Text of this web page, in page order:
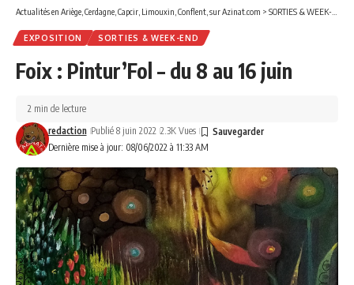
Actualités en Ariège, Cerdagne, Capcir, Limouxin, Conflent, sur Azinat.com > SORTIES & WEEK-END
EXPOSITION SORTIES & WEEK-END
Foix : Pintur’Fol – du 8 au 16 juin
Dernière mise à jour: 08/06/2022 à 11:33 AM
redaction Publié 8 juin 2022 2.3K Vues
2 min de lecture